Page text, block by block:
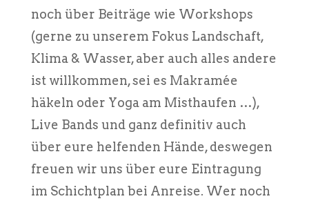
noch über Beiträge wie Workshops
(gerne zu unserem Fokus Landschaft,
Klima & Wasser, aber auch alles andere
ist willkommen, sei es Makramée
häkeln oder Yoga am Misthaufen …),
Live Bands und ganz definitiv auch
über eure helfenden Hände, deswegen
freuen wir uns über eure Eintragung
im Schichtplan bei Anreise. Wer noch